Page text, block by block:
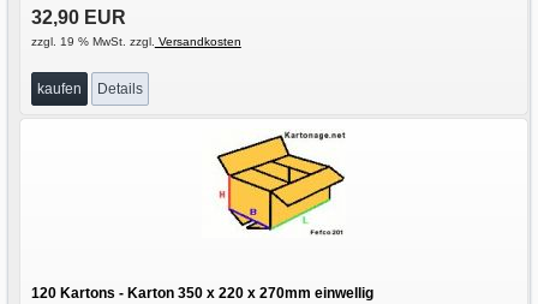
32,90 EUR
zzgl. 19 % MwSt. zzgl. Versandkosten
kaufen Details
120 Kartons - Karton 350 x 220 x 270mm einwellig